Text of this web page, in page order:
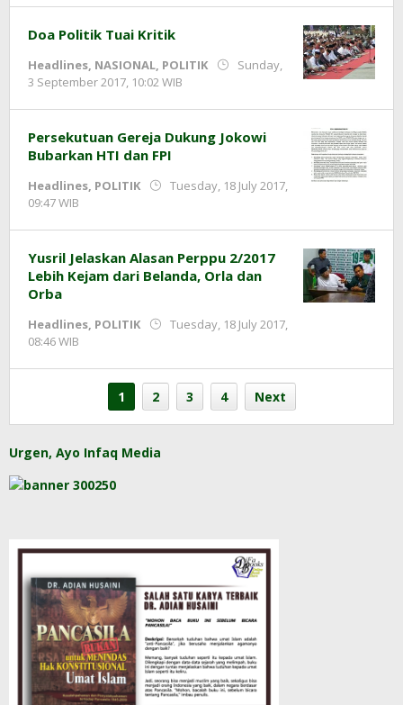
Prawiranegara
Doa Politik Tuai Kritik
Headlines, NASIONAL, POLITIK
Sunday,
3 September 2017, 10:02 WIB
Prawiranegara
Persekutuan Gereja Dukung Jokowi
Bubarkan HTI dan FPI
Headlines, POLITIK
Tuesday, 18 July 2017,
09:47 WIB
Yusril Jelaskan Alasan Perppu 2/2017
Lebih Kejam dari Belanda, Orla dan
Orba
Headlines, POLITIK
Tuesday, 18 July 2017,
08:46 WIB
1 2 3 4 Next
Urgen, Ayo Infaq Media